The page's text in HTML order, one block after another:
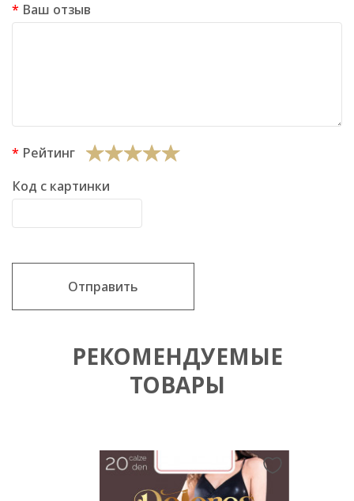
Ваш отзыв
Рейтинг
Код с картинки
Отправить
РЕКОМЕНДУЕМЫЕ
ТОВАРЫ